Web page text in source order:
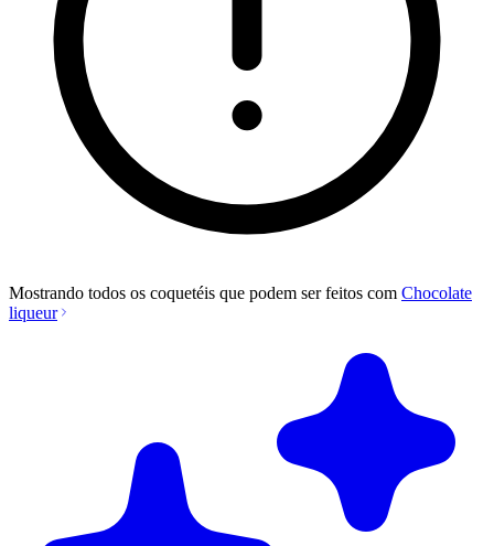
Mostrando todos os coquetéis que podem ser feitos com Chocolate
liqueur